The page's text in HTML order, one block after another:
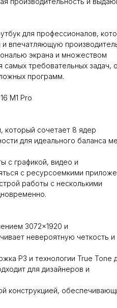
для профессионалов,
впечатляющую
экрана и множеством
самых требовательных задач,
программ.
M1 Pro
который сочетает 8 ядер
для идеального баланса
с графикой, видео и
с ресурсоемкими
работы с несколькими
3072×1920 и
невероятную четкость и
P3 и технологии True Tone
для дизайнеров и
конструкцией,